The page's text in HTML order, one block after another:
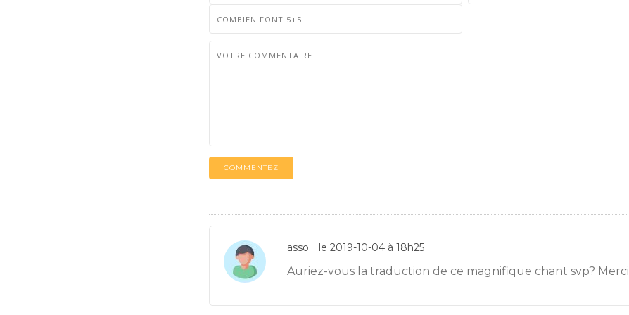
COMMENTEZ
asso le 2019-10-04 à 18h25
Auriez-vous la traduction de ce magnifique chant svp? Merci